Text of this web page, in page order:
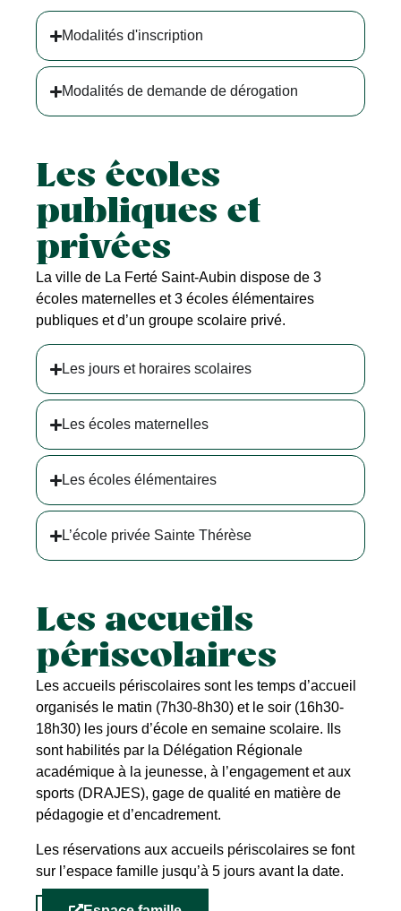
Modalités d'inscription
Modalités de demande de dérogation
Les écoles
publiques et
privées
La ville de La Ferté Saint-Aubin dispose de 3
écoles maternelles et 3 écoles élémentaires
publiques et d’un groupe scolaire privé.
Les jours et horaires scolaires
Les écoles maternelles
Les écoles élémentaires
L’école privée Sainte Thérèse
Les accueils
périscolaires
Les accueils périscolaires sont les temps d’accueil
organisés le matin (7h30-8h30) et le soir (16h30-
18h30) les jours d’école en semaine scolaire. Ils
sont habilités par la Délégation Régionale
académique à la jeunesse, à l’engagement et aux
sports (DRAJES), gage de qualité en matière de
pédagogie et d’encadrement.
Les réservations aux accueils périscolaires se font
sur l’espace famille jusqu’à 5 jours avant la date.